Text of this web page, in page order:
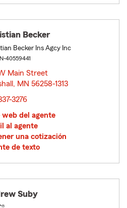
Becker
Becker Ins Agcy Inc
40559441
Main Street
MN 56258-1313
3276
web del agente
al agente
una cotización
de texto
Suby